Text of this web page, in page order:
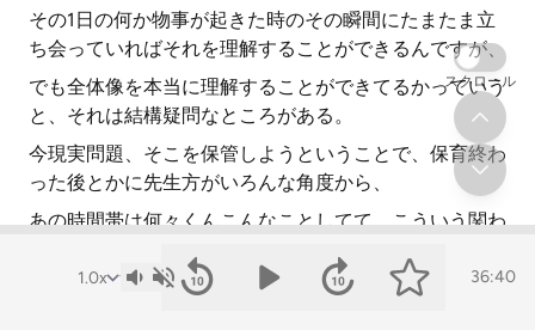
その1日の何か物事が起きた時のその瞬間にたまたま立
ち会っていればそれを理解することができるんですが、
でも全体像を本当に理解することができてるかっていう
と、それは結構疑問なところがある。
今現実問題、そこを保管しようということで、保育終わ
った後とかに先生方がいろんな角度から、
あの時間帯は何々くんこんなことしてて、こういう関わ
んじゃないのかなっていうことで対応されてるかと思う
36:40
スクロール